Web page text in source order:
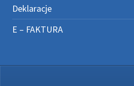
Deklaracje
E – FAKTURA